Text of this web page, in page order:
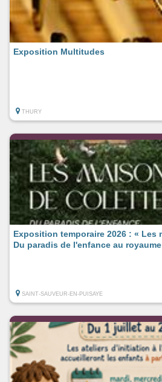
Exposition Multitudes
THURY
Exposition temporaire 2026 : « Les
Du paradis de l'enfance au
SAINT-SAUVEUR-EN-PUISAYE